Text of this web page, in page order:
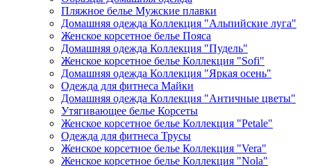
Пляжное белье Мужские плавки
Домашняя одежда Коллекция "Альпийские луга"
Женское корсетное белье Пояса
Домашняя одежда Коллекция "Пудель"
Женское корсетное белье Коллекция "Sofi"
Домашняя одежда Коллекция "Яркая осень"
Одежда для фитнеса Майки
Домашняя одежда Коллекция "Античные цветы"
Утягивающее белье Корсеты
Женское корсетное белье Коллекция "Petale"
Одежда для фитнеса Трусы
Женское корсетное белье Коллекция "Vera"
Женское корсетное белье Коллекция "Nola"